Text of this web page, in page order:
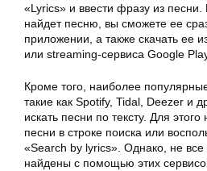
«Lyrics» и ввести фразу из
найдет песню, вы сможете ее
приложении, а также скачать ее
или streaming-сервиса Google
Кроме того, наиболее
такие как Spotify, Tidal, Deezer и
искать песни по тексту. Для
песни в строке поиска или
«Search by lyrics». Однако, не все
найдены с помощью этих